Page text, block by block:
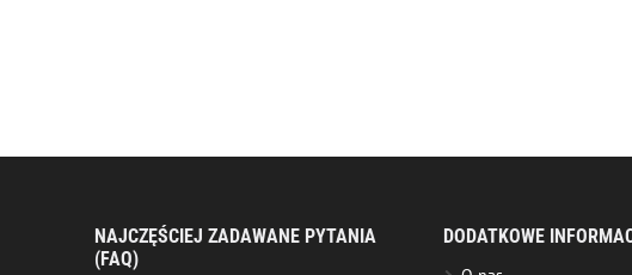
NAJCZĘŚCIEJ ZADAWANE PYTANIA
(FAQ)
DODATKOWE